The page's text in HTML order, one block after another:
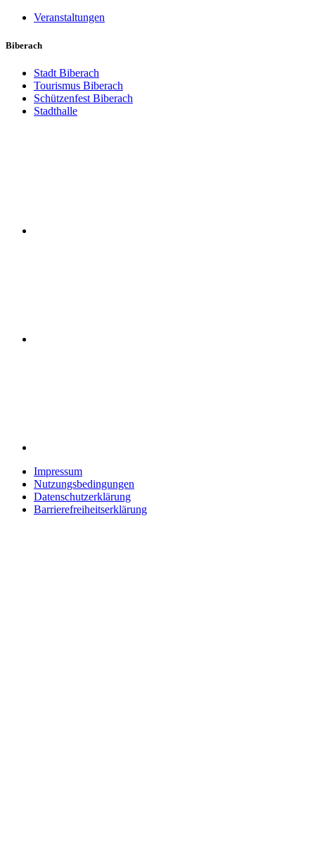
Veranstaltungen
Biberach
Stadt Biberach
Tourismus Biberach
Schützenfest Biberach
Stadthalle
Impressum
Nutzungsbedingungen
Datenschutzerklärung
Barrierefreiheitserklärung